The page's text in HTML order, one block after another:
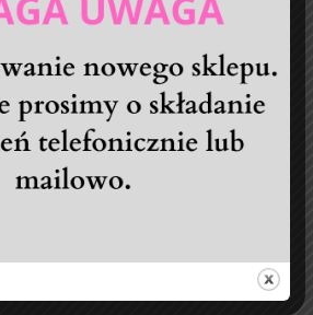
klientów ceniących
Właściciel
zniżek pojawiających się